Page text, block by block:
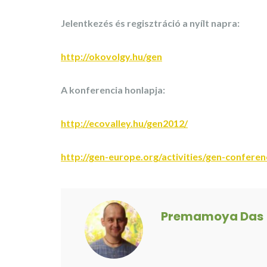
Jelentkezés és regisztráció a nyílt napra:
http://okovolgy.hu/gen
A konferencia honlapja:
http://ecovalley.hu/gen2012/
http://gen-europe.org/activities/gen-
Premamoya Das